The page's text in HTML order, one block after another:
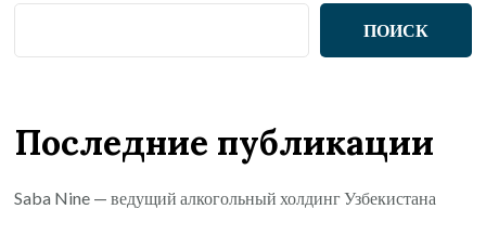
ПОИСК
Последние публикации
Saba Nine — ведущий алкогольный холдинг Узбекистана